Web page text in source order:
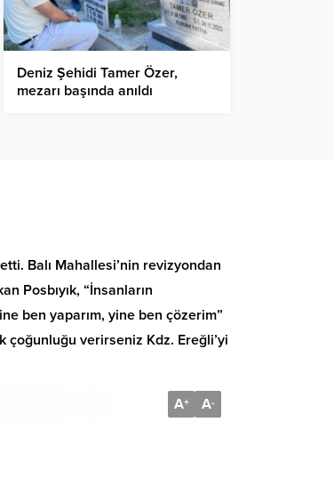
Deniz Şehidi Tamer Özer,
mezarı başında anıldı
Balı Mahallesi’nin revizyondan
Posbıyık, “İnsanların
ben yaparım, yine ben çözerim”
çoğunluğu verirseniz Kdz. Ereğli’yi
A+ A-